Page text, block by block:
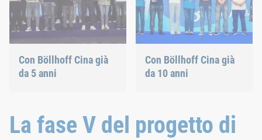
Con Böllhoff Cina già
da 5 anni
Con Böllhoff Cina già
da 10 anni
La fase V del progetto di